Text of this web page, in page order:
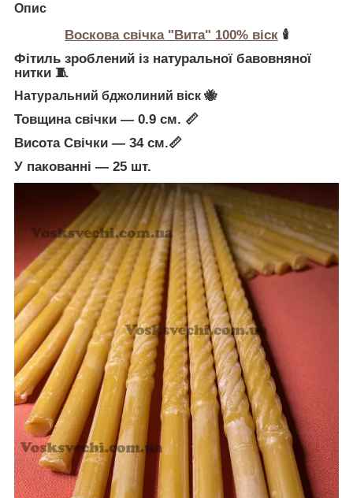
Опис
Воскова свічка "Вита" 100% віск 🕯
Фітиль зроблений із натуральної бавовняної
нитки 🧵
Натуральний бджолиний віск 🐝
Товщина свічки — 0.9 см. 📏
Висота Свічки — 34 см.📏
У пакованні — 25 шт.